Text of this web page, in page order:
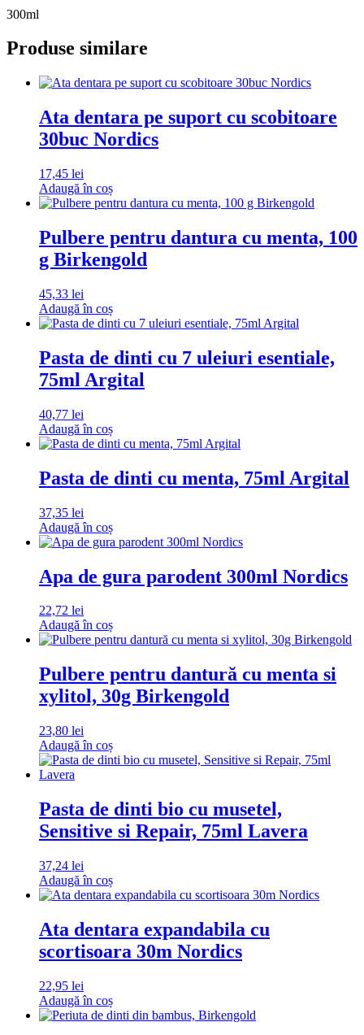
300ml
Produse similare
Ata dentara pe suport cu scobitoare
30buc Nordics
17,45 lei
Adaugă în coș
Pulbere pentru dantura cu menta, 100
g Birkengold
45,33 lei
Adaugă în coș
Pasta de dinti cu 7 uleiuri esentiale,
75ml Argital
40,77 lei
Adaugă în coș
Pasta de dinti cu menta, 75ml Argital
37,35 lei
Adaugă în coș
Apa de gura parodent 300ml Nordics
22,72 lei
Adaugă în coș
Pulbere pentru dantură cu menta si
xylitol, 30g Birkengold
23,80 lei
Adaugă în coș
Pasta de dinti bio cu musetel,
Sensitive si Repair, 75ml Lavera
37,24 lei
Adaugă în coș
Ata dentara expandabila cu
scortisoara 30m Nordics
22,95 lei
Adaugă în coș